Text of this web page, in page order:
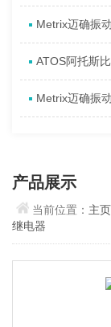
Metrix迈确振
ATOS阿托斯
Metrix迈确振
产品展示
当前位置： 主
继电器